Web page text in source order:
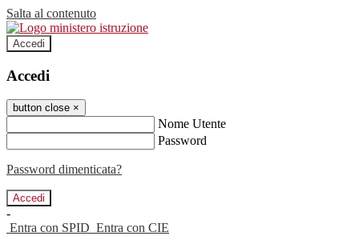
Salta al contenuto
Accedi
Accedi
button close ×
Nome Utente
Password
Password dimenticata?
-
Entra con SPID Entra con CIE